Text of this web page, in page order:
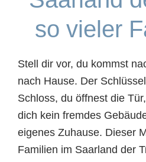
so vieler
Stell dir vor, du kommst
nach Hause. Der
Schloss, du öffnest die
dich kein fremdes
eigenes Zuhause. Dieser
Familien im Saarland der